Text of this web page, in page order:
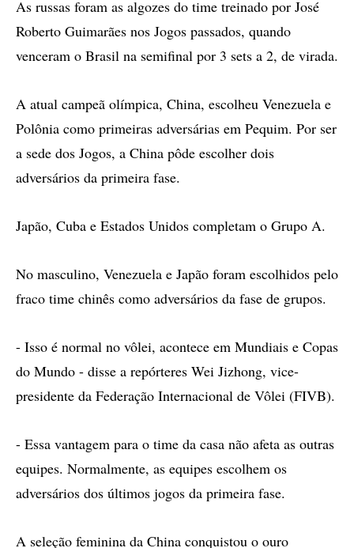
As russas foram as algozes do time treinado por José
Roberto Guimarães nos Jogos passados, quando
venceram o Brasil na semifinal por 3 sets a 2, de virada.
A atual campeã olímpica, China, escolheu Venezuela e
Polônia como primeiras adversárias em Pequim. Por ser
a sede dos Jogos, a China pôde escolher dois
adversários da primeira fase.
Japão, Cuba e Estados Unidos completam o Grupo A.
No masculino, Venezuela e Japão foram escolhidos pelo
fraco time chinês como adversários da fase de grupos.
- Isso é normal no vôlei, acontece em Mundiais e Copas
do Mundo - disse a repórteres Wei Jizhong, vice-
presidente da Federação Internacional de Vôlei (FIVB).
- Essa vantagem para o time da casa não afeta as outras
equipes. Normalmente, as equipes escolhem os
adversários dos últimos jogos da primeira fase.
A seleção feminina da China conquistou o ouro